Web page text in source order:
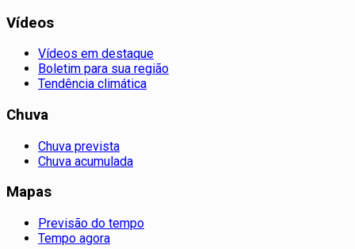
Vídeos
Vídeos em destaque
Boletim para sua região
Tendência climática
Chuva
Chuva prevista
Chuva acumulada
Mapas
Previsão do tempo
Tempo agora